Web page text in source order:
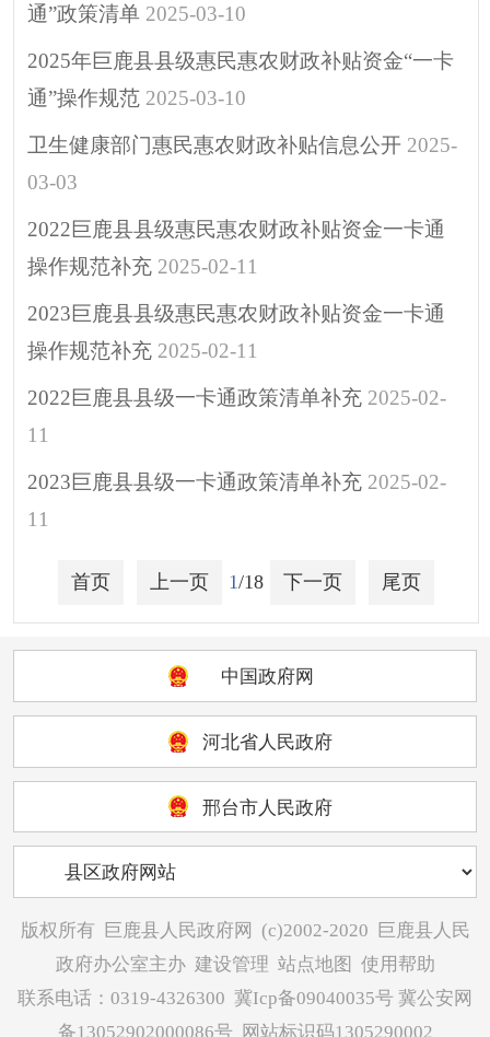
通”政策清单 2025-03-10
2025年巨鹿县县级惠民惠农财政补贴资金“一卡
通”操作规范 2025-03-10
卫生健康部门惠民惠农财政补贴信息公开 2025-
03-03
2022巨鹿县县级惠民惠农财政补贴资金一卡通
操作规范补充 2025-02-11
2023巨鹿县县级惠民惠农财政补贴资金一卡通
操作规范补充 2025-02-11
2022巨鹿县县级一卡通政策清单补充 2025-02-
11
2023巨鹿县县级一卡通政策清单补充 2025-02-
11
首页 上一页 1/18 下一页 尾页
中国政府网
河北省人民政府
邢台市人民政府
版权所有 巨鹿县人民政府网 (c)2002-2020
巨鹿县人民
政府办公室主办 建设管理 站点地图 使用帮助
联系电话：0319-4326300 冀Icp备09040035号 冀公安网
备13052902000086号
网站标识码1305290002